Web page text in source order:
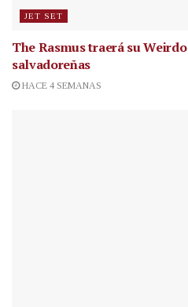
JET SET
The Rasmus traerá su
salvadoreñas
HACE 4 SEMANAS